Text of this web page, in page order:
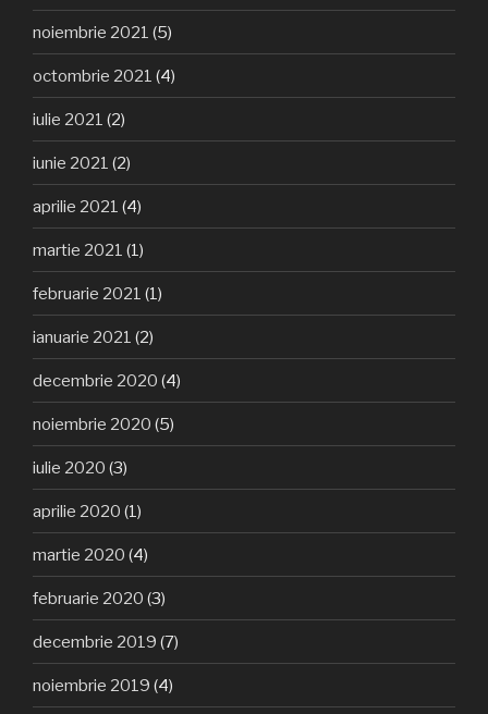
noiembrie 2021 (5)
octombrie 2021 (4)
iulie 2021 (2)
iunie 2021 (2)
aprilie 2021 (4)
martie 2021 (1)
februarie 2021 (1)
ianuarie 2021 (2)
decembrie 2020 (4)
noiembrie 2020 (5)
iulie 2020 (3)
aprilie 2020 (1)
martie 2020 (4)
februarie 2020 (3)
decembrie 2019 (7)
noiembrie 2019 (4)